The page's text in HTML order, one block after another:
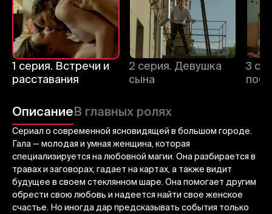
1 серия. Встречи и
расставания
2 серия. Девушка
сына
3
ОписаниеВ главных ролях
Сериал о современной ясновидящей в большом городе.
Гала — молодая и умная женщина, которая
специализируется на любовной магии. Она разбирается в
травах и заговорах, гадает на картах, а также видит
будущее в своем стеклянном шаре. Она помогает другим
обрести свою любовь и надеется найти свое женское
счастье. Но иногда дар предсказывать события только
Отправить